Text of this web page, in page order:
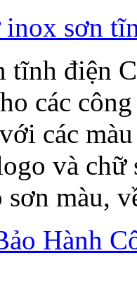
inox sơn
tĩnh điện
các
các
và chữ
màu,
Hành